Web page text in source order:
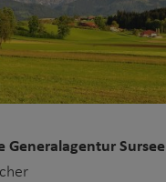
Generalagentur Sursee